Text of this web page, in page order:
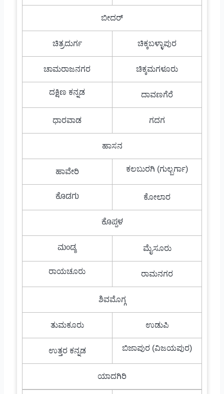
ಬೀದರ್
ಚಿತ್ರದುರ್ಗ ಚಿಕ್ಕಬಳ್ಳಾಪುರ
ಚಾಮರಾಜನಗರ ಚಿಕ್ಕಮಗಳೂರು
ದಕ್ಷಿಣ ಕನ್ನಡ ದಾವಣಗೆರೆ
ಧಾರವಾಡ ಗದಗ
ಹಾಸನ
ಹಾವೇರಿ ಕಲಬುರಗಿ (ಗುಲ್ಬರ್ಗಾ)
ಕೊಡಗು ಕೋಲಾರ
ಕೊಪ್ಪಳ
ಮಂಡ್ಯ
ಮೈಸೂರು
ರಾಯಚೂರು ರಾಮನಗರ
ಶಿವಮೊಗ್ಗ
ತುಮಕೂರು ಉಡುಪಿ
ಉತ್ತರ ಕನ್ನಡ ಬಿಜಾಪುರ (ವಿಜಯಪುರ)
ಯಾದಗಿರಿ